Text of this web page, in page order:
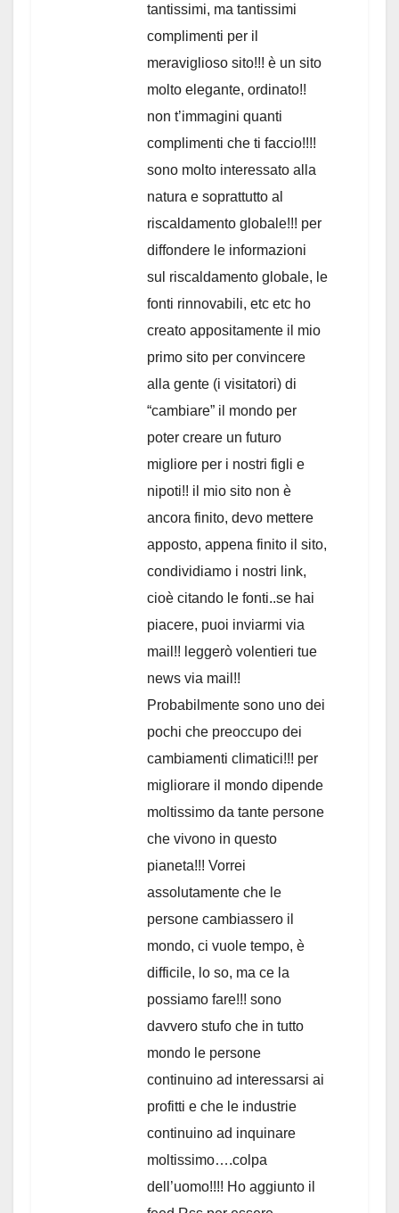
tantissimi, ma tantissimi
complimenti per il
meraviglioso sito!!! è un sito
molto elegante, ordinato!!
non t’immagini quanti
complimenti che ti faccio!!!!
sono molto interessato alla
natura e soprattutto al
riscaldamento globale!!! per
diffondere le informazioni
sul riscaldamento globale, le
fonti rinnovabili, etc etc ho
creato appositamente il mio
primo sito per convincere
alla gente (i visitatori) di
“cambiare” il mondo per
poter creare un futuro
migliore per i nostri figli e
nipoti!! il mio sito non è
ancora finito, devo mettere
apposto, appena finito il sito,
condividiamo i nostri link,
cioè citando le fonti..se hai
piacere, puoi inviarmi via
mail!! leggerò volentieri tue
news via mail!!
Probabilmente sono uno dei
pochi che preoccupo dei
cambiamenti climatici!!! per
migliorare il mondo dipende
moltissimo da tante persone
che vivono in questo
pianeta!!! Vorrei
assolutamente che le
persone cambiassero il
mondo, ci vuole tempo, è
difficile, lo so, ma ce la
possiamo fare!!! sono
davvero stufo che in tutto
mondo le persone
continuino ad interessarsi ai
profitti e che le industrie
continuino ad inquinare
moltissimo….colpa
dell’uomo!!!! Ho aggiunto il